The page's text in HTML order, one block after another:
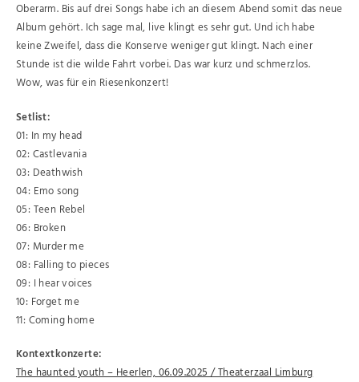
Oberarm. Bis auf drei Songs habe ich an diesem Abend somit das neue
Album gehört. Ich sage mal, live klingt es sehr gut. Und ich habe
keine Zweifel, dass die Konserve weniger gut klingt. Nach einer
Stunde ist die wilde Fahrt vorbei. Das war kurz und schmerzlos.
Wow, was für ein Riesenkonzert!
Setlist:
01: In my head
02: Castlevania
03: Deathwish
04: Emo song
05: Teen Rebel
06: Broken
07: Murder me
08: Falling to pieces
09: I hear voices
10: Forget me
11: Coming home
Kontextkonzerte:
The haunted youth – Heerlen, 06.09.2025 / Theaterzaal Limburg